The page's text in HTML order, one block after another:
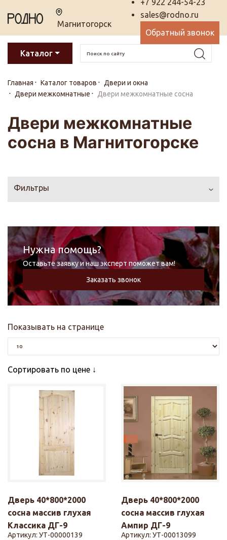
Магнитогорск
+7 922 244-54-23
sales@rodno.ru
Обратный звонок
Каталог
Главная Каталог товаров
Двери и окна
Двери межкомнатные
Двери межкомнатные сосна
Двери межкомнатные
сосна в Магнитогорске
Фильтры
Нужна помощь?
Оставьте заявку и наш эксперт поможет вам!
Заказать звонок
Показывать на странице
Сортировать по цене
Дверь 40*800*2000
сосна массив глухая
Классика ДГ-9
Артикул: УТ-00000139
Дверь 40*800*2000
сосна массив глухая
Ампир ДГ-9
Артикул: УТ-00013099